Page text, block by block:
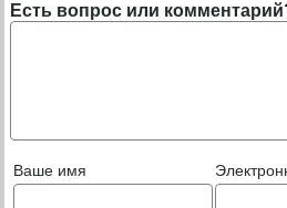
Есть вопрос или
Ваше имя